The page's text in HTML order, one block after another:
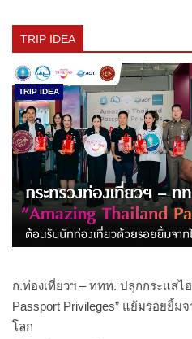
TRIP IDEA
TRIP IDEA
ก.ท่องเที่ยวฯ – ททท. ปลุกกระแสไ
Passport Privileges” แย้มรอยยิ้ม
โลก